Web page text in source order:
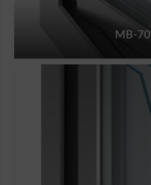
MB-70